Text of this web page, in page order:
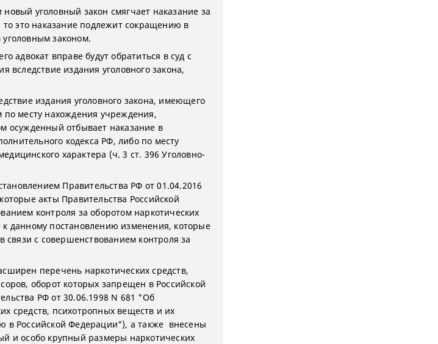
уголовный закон смягчает наказание за
это наказание подлежит сокращению в
законом.
адвокат вправе будут обратиться в суд с
вследствие издания уголовного закона,
издания уголовного закона, имеющего
месту нахождения учреждения,
осужденный отбывает наказание в
кодекса РФ, либо по месту
характера (ч. 3 ст. 396 Уголовно-
Правительства РФ от 01.04.2016
акты Правительства Российской
контроля за оборотом наркотических
данному постановлению изменения, которые
связи с совершенствованием контроля за
перечень наркотических средств,
оборот которых запрещен в Российской
РФ от 30.06.1998 N 681 "Об
средств, психотропных веществ и их
в Российской Федерации"), а также внесены
и особо крупный размеры наркотических